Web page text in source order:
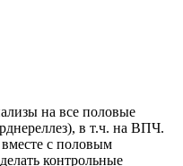
на все половые
в т.ч. на ВПЧ.
с половым
контрольные